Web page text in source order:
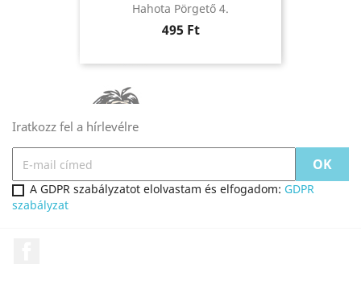
Hahota Pörgető 4.
Ár
495 Ft
Iratkozz fel a hírlevélre
A GDPR szabályzatot elolvastam és elfogadom: GDPR
szabályzat